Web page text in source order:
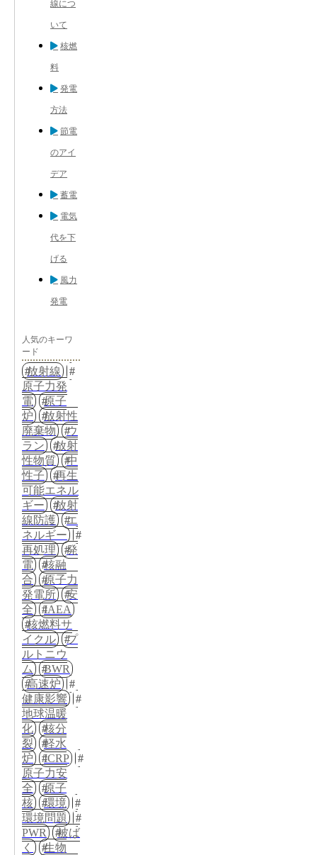
線につ
いて
核燃
料
発電
方法
節電
のアイ
デア
蓄電
電気
代を下
げる
風力
発電
人気のキーワ
ード
放射線
原子力発
電
原子
炉
放射性
廃棄物
ウ
ラン
放射
性物質
中
性子
再生
可能エネル
ギー
放射
線防護
エ
ネルギー
再処理
発
電
核融
合
原子力
発電所
安
全
IAEA
核燃料サ
イクル
プ
ルトニウ
ム
BWR
高速炉
健康影響
地球温暖
化
核分
裂
軽水
炉
ICRP
原子力安
全
原子
核
環境
環境問題
PWR
被ば
く
生物